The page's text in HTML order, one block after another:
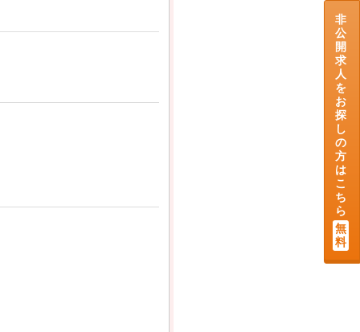
非
公
開
求
人
を
お
探
し
の
方
は
こ
ち
ら
無
料